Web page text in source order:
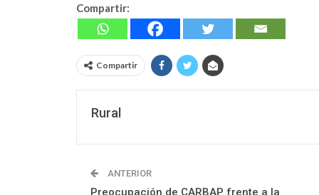
Compartir:
Compartir
Rural
ANTERIOR
Preocupación de CARBAP frente a la